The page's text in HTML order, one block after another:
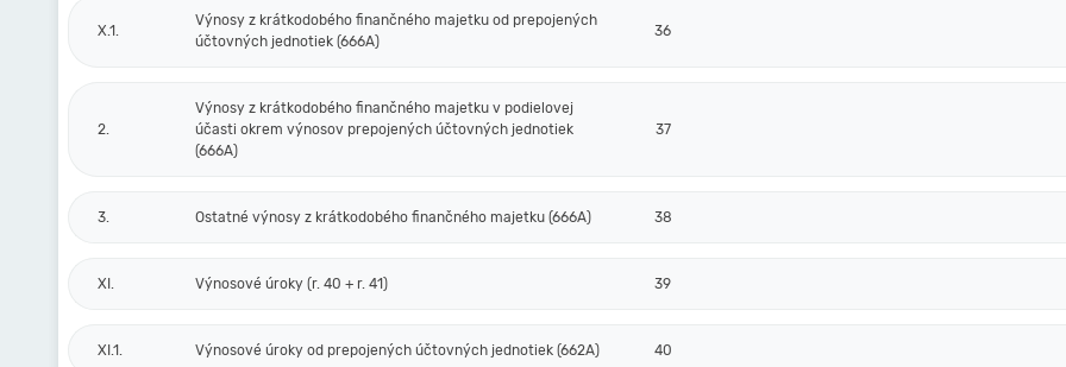
X.1.
Výnosy z krátkodobého finančného majetku od prepojených
účtovných jednotiek (666A)
36
2.
Výnosy z krátkodobého finančného majetku v podielovej
účasti okrem výnosov prepojených účtovných jednotiek
(666A)
37
3. Ostatné výnosy z krátkodobého finančného majetku (666A) 38
XI. Výnosové úroky (r. 40 + r. 41) 39
XI.1. Výnosové úroky od prepojených účtovných jednotiek (662A) 40